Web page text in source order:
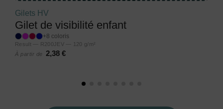
Gilets HV
Gilet de visibilité enfant
+8 coloris
Result — R200JEV — 120 g/m²
À partir de
2,38 €